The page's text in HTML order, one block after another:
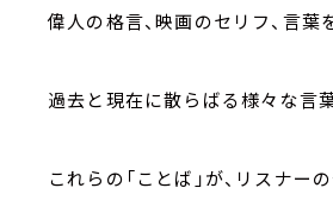
偉人の格言、映画のセリフ、言
過去と現在に散らばる様々な言
これらの「ことば」が、リスナ